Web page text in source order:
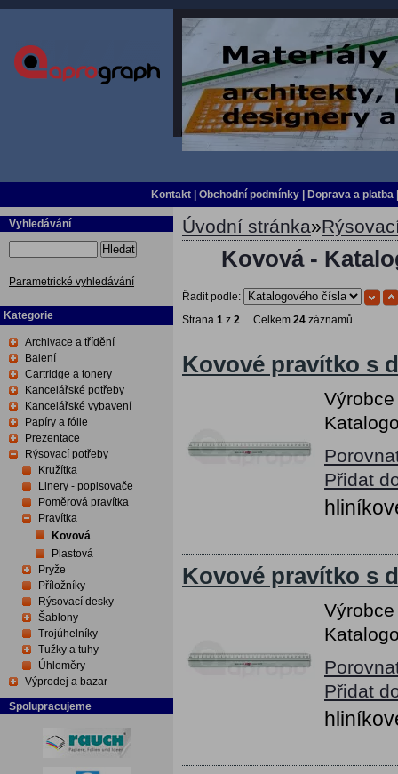
Kontakt Obchodní podmínky Doprava a platba
Vyhledávání
Hledat
Parametrické vyhledávání
Kategorie
Archivace a třídění
Balení
Cartridge a tonery
Kancelářské potřeby
Kancelářské vybavení
Papíry a fólie
Prezentace
Rýsovací potřeby
Kružítka
Linery - popisovače
Poměrová pravítka
Pravítka
Kovová
Plastová
Pryže
Příložníky
Rýsovací desky
Šablony
Trojúhelníky
Tužky a tuhy
Úhloměry
Výprodej a bazar
Spolupracujeme
Úvodní stránka»
Kovová -
Řadit podle:
Strana 1 z 2 Celkem 24 záznamů
Kovové pravítko s
Přidat
Kovové pravítko s
Přidat